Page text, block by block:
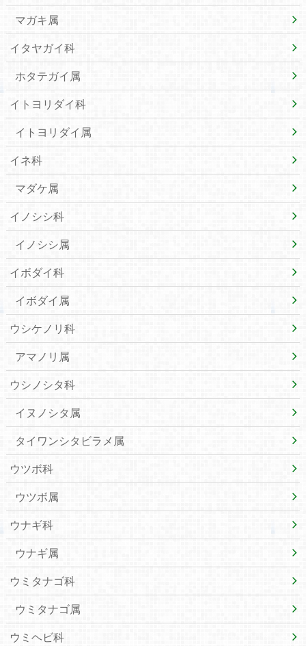
マガキ属
イタヤガイ科
ホタテガイ属
イトヨリダイ科
イトヨリダイ属
イネ科
マダケ属
イノシシ科
イノシシ属
イボダイ科
イボダイ属
ウシケノリ科
アマノリ属
ウシノシタ科
イヌノシタ属
タイワンシタビラメ属
ウツボ科
ウツボ属
ウナギ科
ウナギ属
ウミタナゴ科
ウミタナゴ属
ウミヘビ科